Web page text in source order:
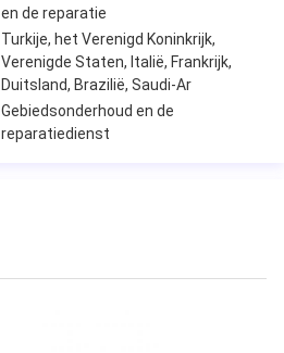
en de reparatie
Turkije, het Verenigd Koninkrijk,
Verenigde Staten, Italië, Frankrijk,
Duitsland, Brazilië, Saudi-Ar
Gebiedsonderhoud en de
reparatiedienst